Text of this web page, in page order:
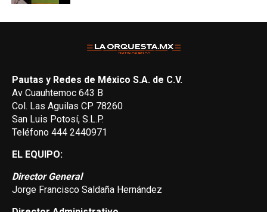
Pautas y Redes de México S.A. de C.V.
Av Cuauhtemoc 643 B
Col. Las Aguilas CP 78260
San Luis Potosí, S.L.P.
Teléfono 444 2440971
EL EQUIPO:
Director General
Jorge Francisco Saldaña Hernández